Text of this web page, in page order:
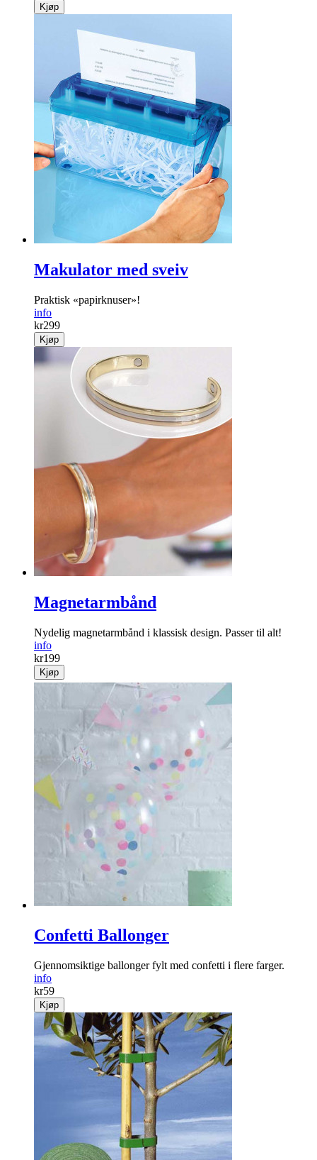
Kjøp
Makulator med sveiv
Praktisk «papir­knuser»!
info
kr299
Kjøp
Magnetarmbånd
Nydelig magnet­armbånd i klassisk design. Passer til alt!
info
kr199
Kjøp
Confetti Ballonger
Gjennomsiktige ballonger fylt med confetti i flere farger.
info
kr59
Kjøp